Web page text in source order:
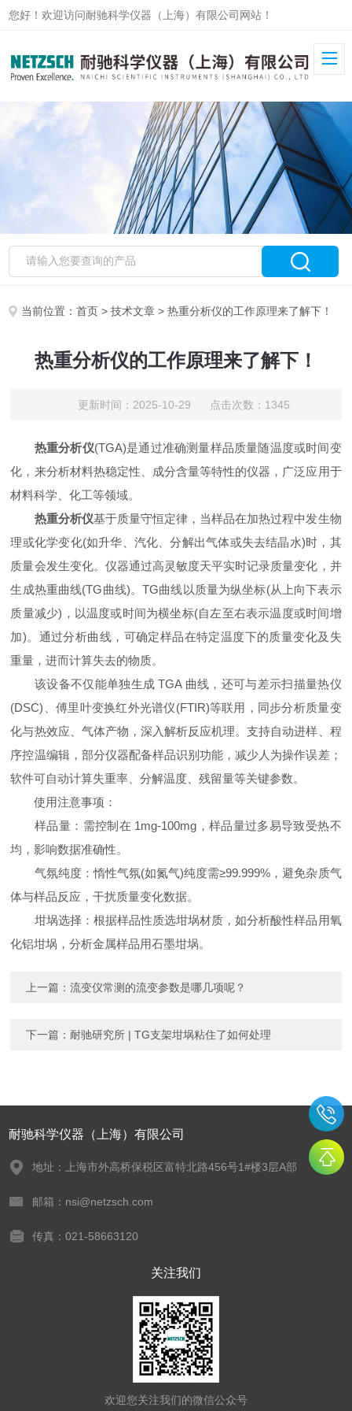
您好！欢迎访问耐驰科学仪器（上海）有限公司网站！
当前位置：首页 >技术文章 > 热重分析仪的工作原理来了解下！
热重分析仪的工作原理来了解下！
更新时间：2025-10-29 点击次数：1345
热重分析仪(TGA)是通过准确测量样品质量随温度或时间变
化，来分析材料热稳定性、成分含量等特性的仪器，广泛应用于
材料科学、化工等领域。
热重分析仪基于质量守恒定律，当样品在加热过程中发生物
理或化学变化(如升华、汽化、分解出气体或失去结晶水)时，其
质量会发生变化。仪器通过高灵敏度天平实时记录质量变化，并
生成热重曲线(TG曲线)。TG曲线以质量为纵坐标(从上向下表示
质量减少)，以温度或时间为横坐标(自左至右表示温度或时间增
加)。通过分析曲线，可确定样品在特定温度下的质量变化及失
重量，进而计算失去的物质。
该设备不仅能单独生成 TGA 曲线，还可与差示扫描量热仪
(DSC)、傅里叶变换红外光谱仪(FTIR)等联用，同步分析质量变
化与热效应、气体产物，深入解析反应机理。支持自动进样、程
序控温编辑，部分仪器配备样品识别功能，减少人为操作误差；
软件可自动计算失重率、分解温度、残留量等关键参数。
使用注意事项：
样品量：需控制在 1mg-100mg，样品量过多易导致受热不
均，影响数据准确性。
气氛纯度：惰性气氛(如氮气)纯度需≥99.999%，避免杂质气
体与样品反应，干扰质量变化数据。
坩埚选择：根据样品性质选坩埚材质，如分析酸性样品用氧
化铝坩埚，分析金属样品用石墨坩埚。
上一篇：流变仪常测的流变参数是哪几项呢？
下一篇： 耐驰研究所 | TG支架坩埚粘住了如何处理
耐驰科学仪器（上海）有限公司
地址：上海市外高桥保税区富特北路456号1#楼3层A部
邮箱：nsi@netzsch.com
传真：021-58663120
关注我们
欢迎您关注我们的微信公众号